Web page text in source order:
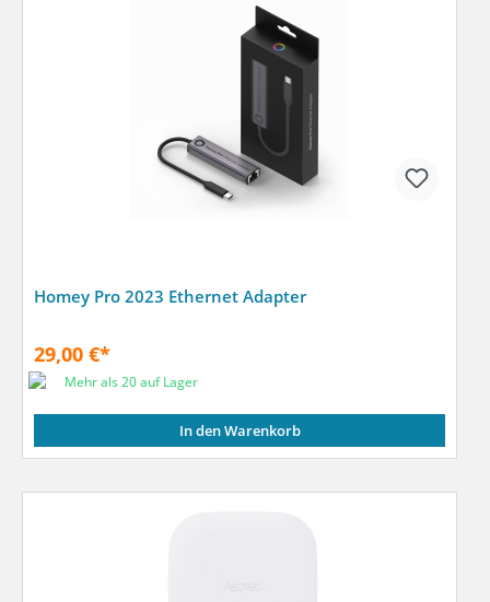
Homey Pro 2023 Ethernet Adapter
29,00 €*
Mehr als 20 auf Lager
In den Warenkorb